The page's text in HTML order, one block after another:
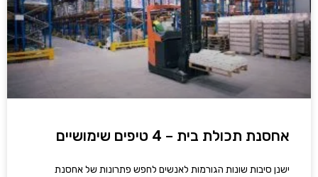
אחסנת תכולת בית – 4 טיפים שימושיים
ישנן סיבות שונות הגורמות לאנשים לחפש פתרונות של אחסנת